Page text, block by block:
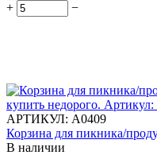
+ −
АРТИКУЛ: А0409
Корзина для пикника/
В наличии